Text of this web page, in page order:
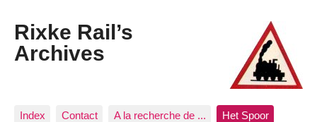
Rixke Rail’s
Archives
Index Contact A la recherche de ... Het Spoor